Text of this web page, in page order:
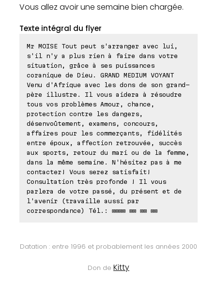
Vous allez avoir une semaine bien chargée.
Texte intégral du flyer
Mr MOISE Tout peut s'arranger avec lui,
s'il n'y a plus rien à faire dans votre
situation, grâce à ses puissances
coranique de Dieu. GRAND MEDIUM VOYANT
Venu d'Afrique avec les dons de son grand-
père illustre. Il vous aidera à résoudre
tous vos problèmes Amour, chance,
protection contre les dangers,
désenvoûtement, examens, concours,
affaires pour les commerçants, fidélités
entre époux, affection retrouvée, succès
aux sports, retour du mari ou de la femme,
dans la même semaine. N'hésitez pas à me
contacter! Vous serez satisfait!
Consultation très profonde ! Il vous
parlera de votre passé, du présent et de
l'avenir (travaille aussi par
correspondance) Tél.: ⊠⊠⊠⊠ ⊠⊠ ⊠⊠ ⊠⊠
Datation : entre 1996 et probablement les années 2000
Don de Kitty